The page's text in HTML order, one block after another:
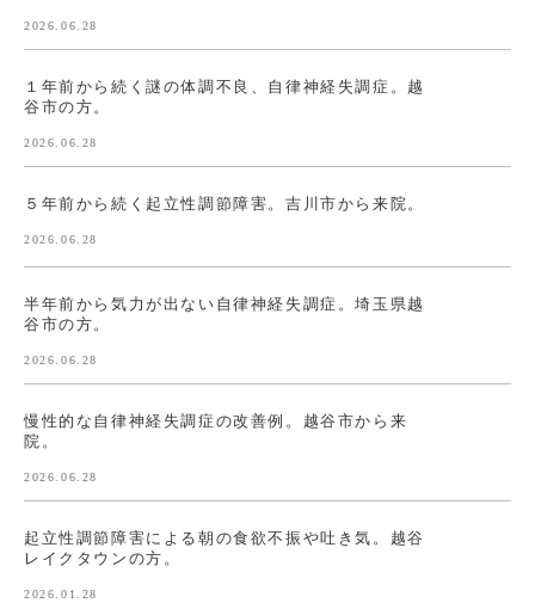
2026.06.28
１年前から続く謎の体調不良、自律神経失調症。越
谷市の方。
2026.06.28
５年前から続く起立性調節障害。吉川市から来院。
2026.06.28
半年前から気力が出ない自律神経失調症。埼玉県越
谷市の方。
2026.06.28
慢性的な自律神経失調症の改善例。越谷市から来
院。
2026.06.28
起立性調節障害による朝の食欲不振や吐き気。越谷
レイクタウンの方。
2026.01.28